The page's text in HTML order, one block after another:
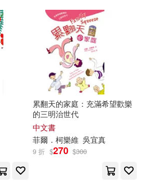
累翻天的家庭：充滿希望歡樂
的三明治世代
中文書
菲爾．柯樂維 吳宜真
9 折 $270 $300